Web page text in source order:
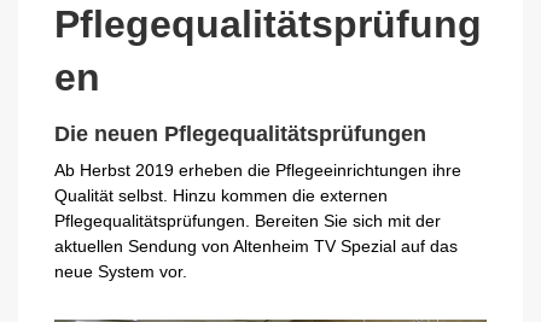
Pflegequalitätsprüfung
en
Die neuen Pflegequalitätsprüfungen
Ab Herbst 2019 erheben die Pflegeeinrichtungen ihre
Qualität selbst. Hinzu kommen die externen
Pflegequalitätsprüfungen. Bereiten Sie sich mit der
aktuellen Sendung von Altenheim TV Spezial auf das
neue System vor.